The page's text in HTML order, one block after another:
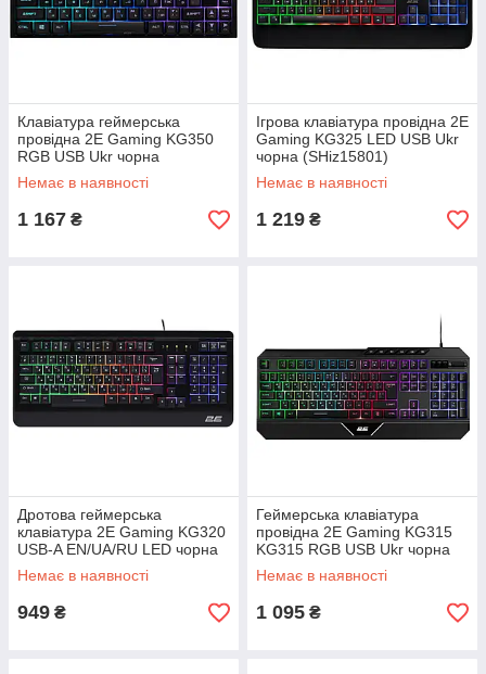
Клавіатура геймерська
провідна 2E Gaming KG350
RGB USB Ukr чорна
(SHiz15802)
Немає в наявності
1 167 ₴
Ігрова клавіатура провідна 2E
Gaming KG325 LED USB Ukr
чорна (SHiz15801)
Немає в наявності
1 219 ₴
Дротова геймерська
клавіатура 2E Gaming KG320
USB-A EN/UA/RU LED чорна
(SHiz15800)
Немає в наявності
949 ₴
Геймерська клавіатура
провідна 2E Gaming KG315
KG315 RGB USB Ukr чорна
(SHiz15799)
Немає в наявності
1 095 ₴